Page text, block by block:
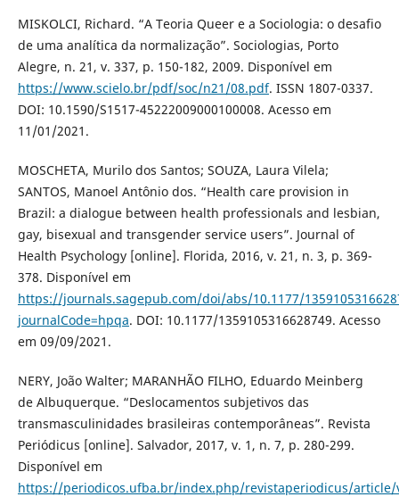
MISKOLCI, Richard. “A Teoria Queer e a Sociologia: o desafio
de uma analítica da normalização”. Sociologias, Porto
Alegre, n. 21, v. 337, p. 150-182, 2009. Disponível em
https://www.scielo.br/pdf/soc/n21/08.pdf. ISSN 1807-0337.
DOI: 10.1590/S1517-45222009000100008. Acesso em
11/01/2021.
MOSCHETA, Murilo dos Santos; SOUZA, Laura Vilela;
SANTOS, Manoel Antônio dos. “Health care provision in
Brazil: a dialogue between health professionals and lesbian,
gay, bisexual and transgender service users”. Journal of
Health Psychology [online]. Florida, 2016, v. 21, n. 3, p. 369-
378. Disponível em
https://journals.sagepub.com/doi/abs/10.1177/
journalCode=hpqa. DOI: 10.1177/1359105316628749. Acesso
em 09/09/2021.
NERY, João Walter; MARANHÃO FILHO, Eduardo Meinberg
de Albuquerque. “Deslocamentos subjetivos das
transmasculinidades brasileiras contemporâneas”. Revista
Periódicus [online]. Salvador, 2017, v. 1, n. 7, p. 280-299.
Disponível em
https://periodicos.ufba.br/index.php/revistaperiodicus/article/